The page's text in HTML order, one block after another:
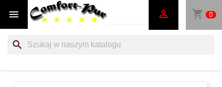
 shopping_cart 0

search